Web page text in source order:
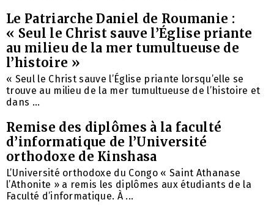
Le Patriarche Daniel de Roumanie :
« Seul le Christ sauve l’Église priante
au milieu de la mer tumultueuse de
l’histoire »
« Seul le Christ sauve l’Église priante lorsqu’elle se
trouve au milieu de la mer tumultueuse de l’histoire et
dans ...
Remise des diplômes à la faculté
d’informatique de l’Université
orthodoxe de Kinshasa
L’Université orthodoxe du Congo « Saint Athanase
l’Athonite » a remis les diplômes aux étudiants de la
Faculté d’informatique. À ...